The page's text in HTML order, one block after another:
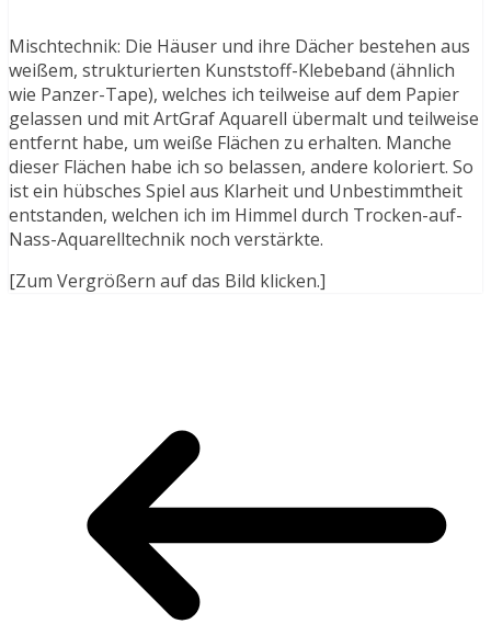
Mischtechnik: Die Häuser und ihre Dächer bestehen aus
weißem, strukturierten Kunststoff-Klebeband (ähnlich
wie Panzer-Tape), welches ich teilweise auf dem Papier
gelassen und mit ArtGraf Aquarell übermalt und teilweise
entfernt habe, um weiße Flächen zu erhalten. Manche
dieser Flächen habe ich so belassen, andere koloriert. So
ist ein hübsches Spiel aus Klarheit und Unbestimmtheit
entstanden, welchen ich im Himmel durch Trocken-auf-
Nass-Aquarelltechnik noch verstärkte.
[Zum Vergrößern auf das Bild klicken.]